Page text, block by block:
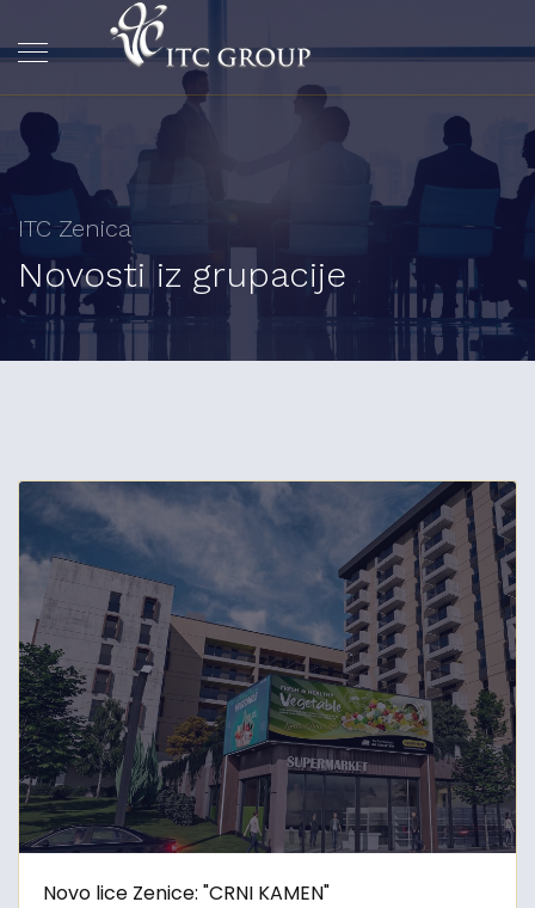
ITC Zenica
Novosti iz grupacije
Novo lice Zenice: "CRNI KAMEN"